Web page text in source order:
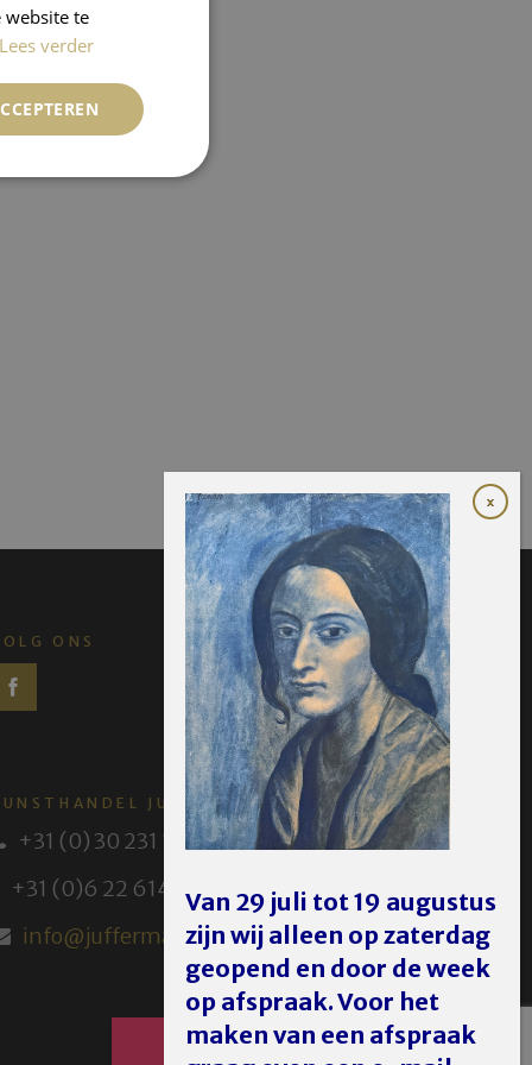
AFSPRAAK MAKEN
ONS
JUFFERMANS
+31 (0) 30 231 14 63
+31 (0)6 22 614 582
info@juffermans.nl
Van 29 juli tot 19 augustus
zijn wij alleen op zaterdag
geopend en door de week
op afspraak. Voor het
maken van een afspraak
website te
Lees verder